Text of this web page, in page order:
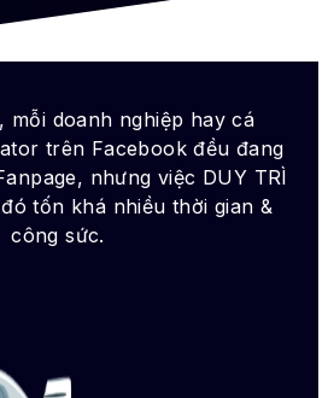
mỗi doanh nghiệp hay cá
trên Facebook đều đang
nhưng việc DUY TRÌ
tốn khá nhiều thời gian &
công sức.